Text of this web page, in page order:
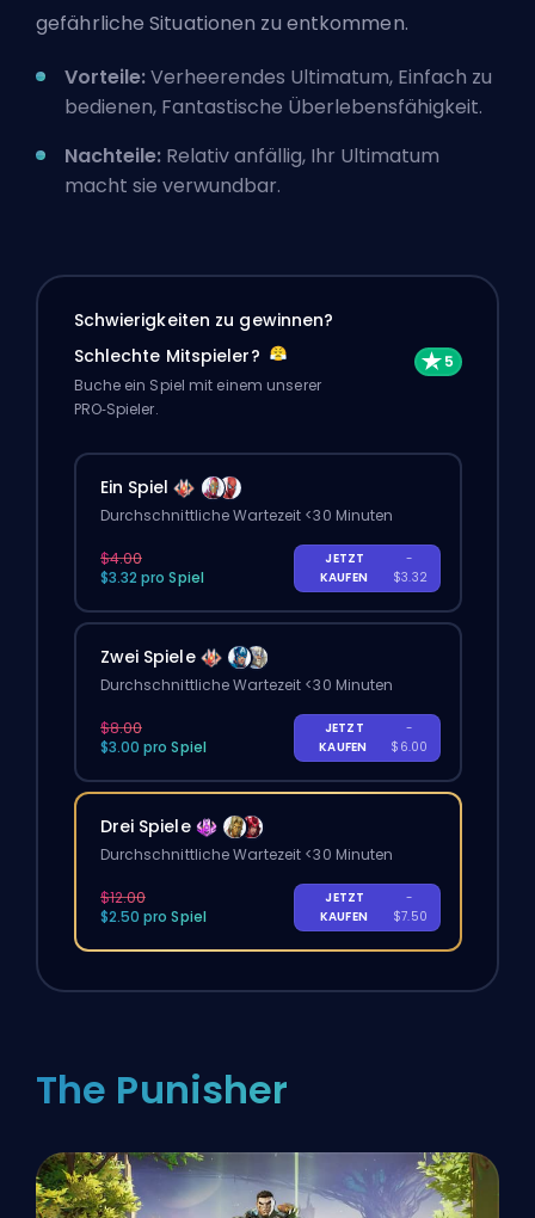
gefährliche Situationen zu entkommen.
Vorteile:Verheerendes Ultimatum, Einfach zu
bedienen, Fantastische Überlebensfähigkeit.
Nachteile: Relativ anfällig, Ihr Ultimatum
macht sie verwundbar.
Schwierigkeiten zu gewinnen?
Schlechte Mitspieler?
Buche ein Spiel mit einem unserer
PRO‑Spieler.
Ein Spiel
Durchschnittliche Wartezeit <30 Minuten
$4.00
$3.32 pro Spiel
JETZT
KAUFEN
-
$3.32
Zwei Spiele
Durchschnittliche Wartezeit <30 Minuten
$8.00
$3.00 pro Spiel
JETZT
KAUFEN
-
$6.00
Drei Spiele
Durchschnittliche Wartezeit <30 Minuten
$12.00
$2.50 pro Spiel
JETZT
KAUFEN
-
$7.50
The Punisher